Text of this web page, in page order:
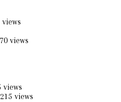
views
views
views
views